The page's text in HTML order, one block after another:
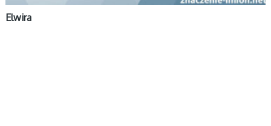
Elwira